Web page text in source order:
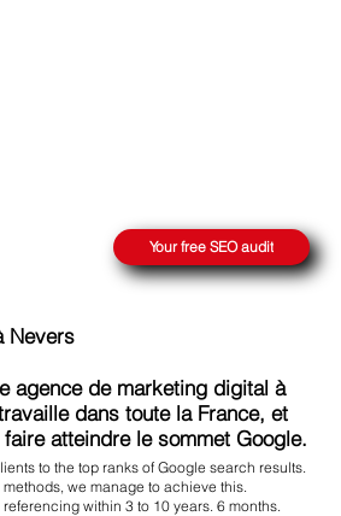
Your free SEO audit
to the top ranks of Google search results.
we manage to achieve this.
within 3 to 10 years. 6 months.
agence de marketing digital à
dans toute la France, et
atteindre le sommet Google.
Nevers